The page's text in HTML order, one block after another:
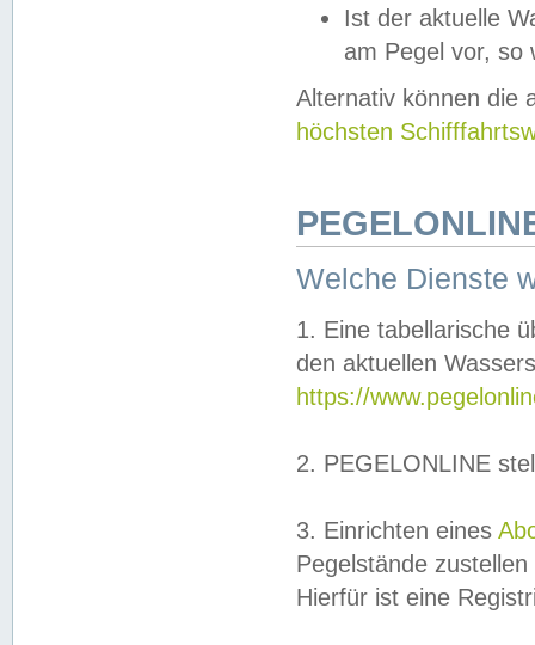
Ist der aktuelle
am Pegel vor,
Alternativ können die
höchsten
Welche Dienste
1. Eine tabellarische
den aktuellen
https://
2. PEGELONLINE
3. Einrichten eines
Pegelstände
Hierfür ist eine